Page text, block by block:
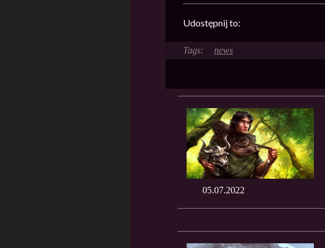
Udostępnij to:
news
05.07.2022